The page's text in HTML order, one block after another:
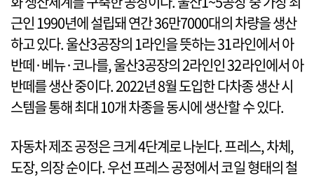
근인 1990년에 설립돼 연간 36만7000대의 차량을 생산
하고 있다. 울산3공장의 1라인을 뜻하는 31라인에서 아
반떼·베뉴·코나를, 울산3공장의 2라인인 32라인에서 아
반떼를 생산 중이다. 2022년 8월 도입한 다차종 생산 시
스템을 통해 최대 10개 차종을 동시에 생산할 수 있다.
자동차 제조 공정은 크게 4단계로 나뉜다. 프레스, 차체,
도장, 의장 순이다. 우선 프레스 공정에서 코일 형태의 철